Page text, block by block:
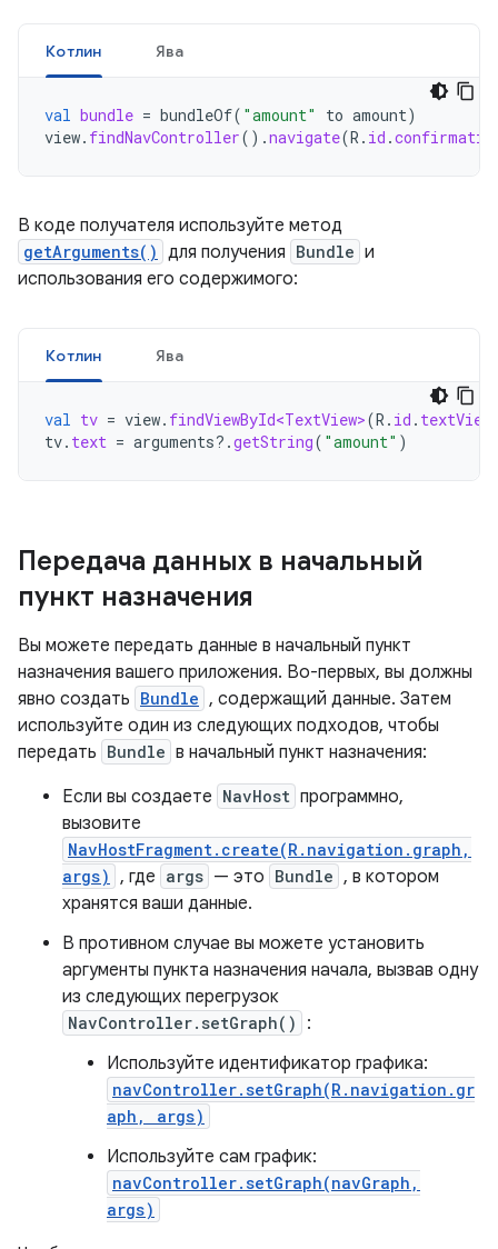
Котлин Ява
val bundle = bundleOf( "amount" to amount)
view. findNavController().navigate(R . id .
В коде получателя используйте метод
getArguments() для получения Bundle и
использования его содержимого:
Котлин Ява
val tv = view. findViewById<TextView>(R . id .
tv. text = arguments?.getString( "amount" )
Передача данных в начальный
пункт назначения
Вы можете передать данные в начальный пункт
назначения вашего приложения. Во-первых, вы должны
явно создать Bundle , содержащий данные. Затем
используйте один из следующих подходов, чтобы
передать Bundle в начальный пункт назначения:
Если вы создаете NavHost программно,
вызовите
NavHostFragment.create(R.navigation.graph,
args) , где args — это Bundle , в котором
хранятся ваши данные.
В противном случае вы можете установить
аргументы пункта назначения начала, вызвав одну
из следующих перегрузок
NavController.setGraph()
:
Используйте идентификатор графика:
navController.setGraph(R.navigation.gr
aph, args)
Используйте сам график:
navController.setGraph(navGraph,
args)